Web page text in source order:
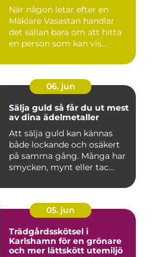
När någon letar efter en
Mäklare Vasastan handlar
det sällan bara om att hitta
en person som kan vis...
06. jun
Sälja guld så får du ut mest
av dina ädelmetaller
Att sälja guld kan kännas
både lockande och osäkert
på samma gång. Många har
smycken, mynt eller tac...
05. jun
Trädgårdsskötsel i
Karlshamn för en grönare
och mer lättskött utemiljö